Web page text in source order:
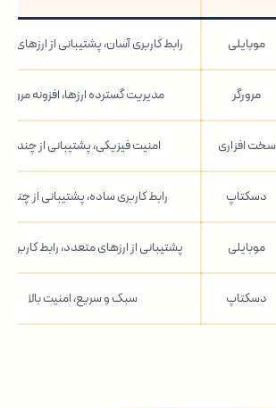
موبایلی رابط کاربری آسان، پشتیبانی از ارزهای
مرورگر مدیریت گسترده ارزها، افزونه مرورگر
سخت افزاری امنیت فیزیکی، پشتیبانی از چند ارز
دسکتاپ رابط کاربری ساده، پشتیبانی از چند
موبایلی پشتیبانی از ارزهای متعدد، رابط کاربری
دسکتاپ سبک و سریع، امنیت بالا